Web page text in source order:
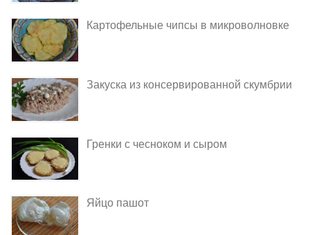
Картофельные чипсы в микроволновке
Закуска из консервированной скумбрии
Гренки с чесноком и сыром
Яйцо пашот